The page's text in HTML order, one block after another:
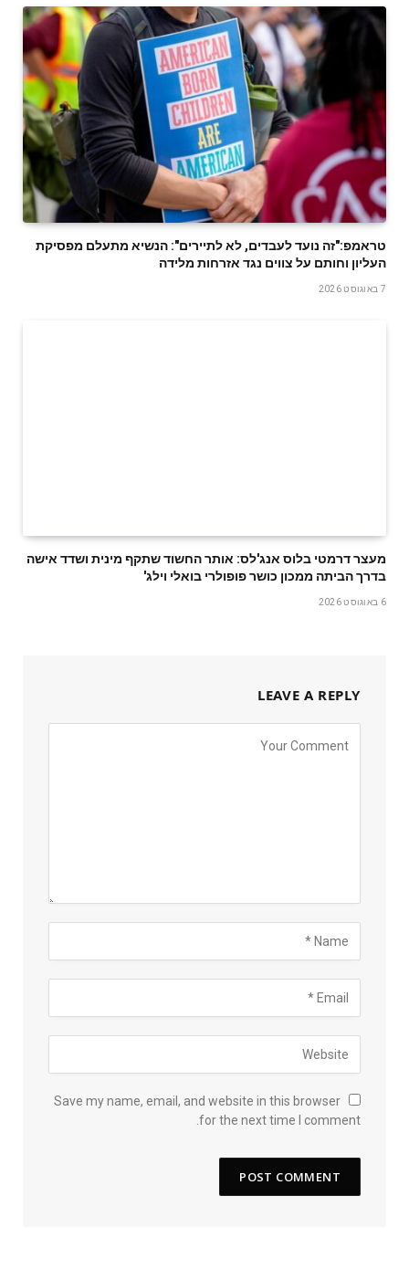
טראמפ:"זה נועד לעבדים, לא לתיירים": הנשיא מתעלם מפסיקת
העליון וחותם על צווים נגד אזרחות מלידה
7 באוגוסט 2026
מעצר דרמטי בלוס אנג'לס: אותר החשוד שתקף מינית ושדד אישה
בדרך הביתה ממכון כושר פופולרי בואלי וילג'
6 באוגוסט 2026
LEAVE A REPLY
Save my name, email, and website in this browser
for the next time I comment.